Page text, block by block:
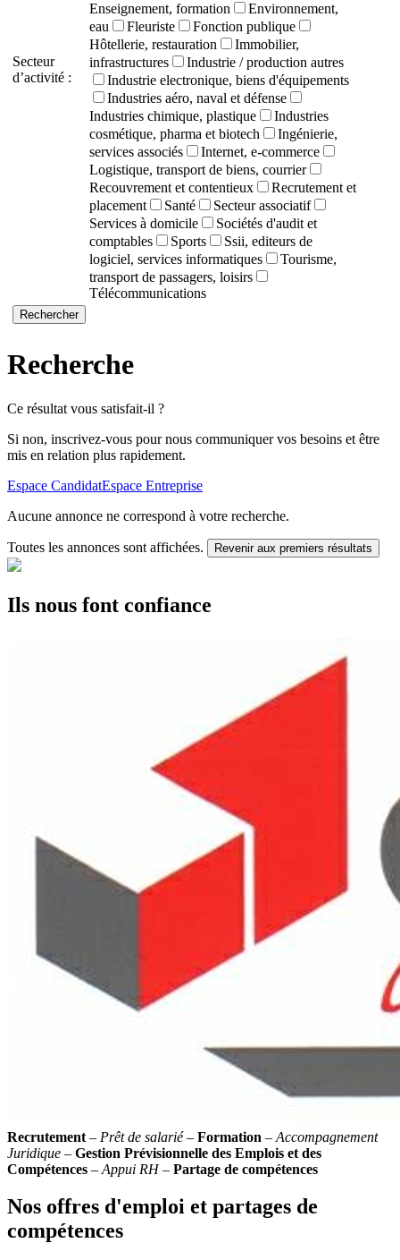
Secteur
d’activité :
Enseignement, formation
Environnement,
eau
Fleuriste
Fonction publique
Hôtellerie, restauration
Immobilier,
infrastructures
Industrie / production autres
Industrie electronique, biens d'équipements
Industries aéro, naval et défense
Industries chimique, plastique
Industries
cosmétique, pharma et biotech
Ingénierie,
services associés
Internet, e-commerce
Logistique, transport de biens, courrier
Recouvrement et contentieux
Recrutement et
placement
Santé
Secteur associatif
Services à domicile
Sociétés d'audit et
comptables
Sports
Ssii, editeurs de
logiciel, services informatiques
Tourisme,
transport de passagers, loisirs
Télécommunications
Recherche
Ce résultat vous satisfait-il ?
Si non, inscrivez-vous pour nous communiquer vos besoins et être
mis en relation plus rapidement.
Espace CandidatEspace Entreprise
Aucune annonce ne correspond à votre recherche.
Toutes les annonces sont affichées. Revenir aux premiers résultats
Ils nous font confiance
Recrutement – Prêt de salarié– Formation – Accompagnement
Juridique – Gestion Prévisionnelle des Emplois et des
Compétences – Appui RH– Partage de compétences
Nos offres d'emploi et partages de
compétences